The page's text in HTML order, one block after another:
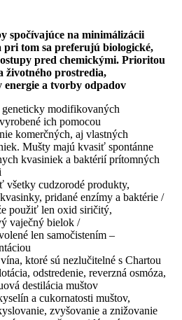
spočívajúce na minimálizácii
pri tom sa preferujú biologické,
pred chemickými. Prioritou
životného prostredia,
a tvorby odpadov
geneticky modifikovaných
ich pomocou
komerčných, aj vlastných
Mušty majú kvasiť spontánne
kvasiniek a baktérií prítomných
všetky cudzorodé produkty,
pridané enzímy a baktérie /
použiť len oxid siričitý,
vaječný bielok /
len samočistením –
ktoré sú nezlučitelné s Chartou
odstredenie, reverzná osmóza,
destilácia muštov
a cukornatosti muštov,
zvyšovanie a znižovanie